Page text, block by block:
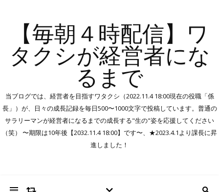
【毎朝４時配信】ワ
タクシが経営者にな
るまで
当ブログでは、経営者を目指すワタクシ（2022.11.4 18:00現在の役職「係
長」）が、日々の成長記録を毎日500〜1000文字で投稿しています。普通の
サラリーマンが経営者になるまでの成長する"生の"姿を応援してください
（笑） 〜期限は10年後【2032.11.4 18:00】です〜、★2023.4.1より課長に昇
進しました！